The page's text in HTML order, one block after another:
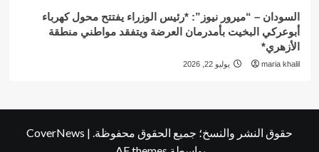
السودان – “ميرور نيوز”: *رئيس الوزراء يفتتح محول كهرباء
أبوعركي البخيت بأمدرمان العرضة ويتفقد مواطني منطقة
الأزهري*
maria khalil يوليو 22, 2026
حقوق النشر والنسخ؛ جميع الحقوق محفوظة. |
CoverNews